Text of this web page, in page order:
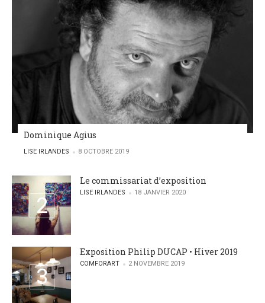
Dominique Agius
POSTED BY
LISE IRLANDES 8 OCTOBRE 2019
Le commissariat d’exposition
POSTED BY
LISE IRLANDES 18 JANVIER 2020
Exposition Philip DUCAP • Hiver 2019
POSTED BY
COMFORART 2 NOVEMBRE 2019